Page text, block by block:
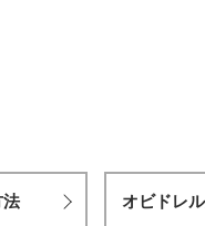
法 オビドレ